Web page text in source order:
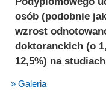
osób (podobnie
wzrost
doktoranckich (o
12,5%) na
» Galeria